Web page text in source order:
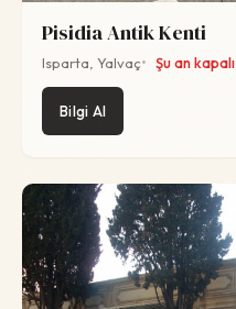
Pisidia Antik Kenti
Isparta, Yalvaç Şu an kapalı
Bilgi Al